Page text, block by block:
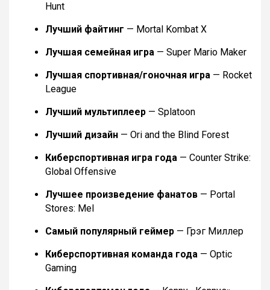
Hunt
Лучший файтинг — Mortal Kombat X
Лучшая семейная игра — Super Mario Maker
Лучшая спортивная/гоночная игра — Rocket
League
Лучший мультиплеер — Splatoon
Лучший дизайн — Ori and the Blind Forest
Киберспортивная игра года — Counter Strike:
Global Offensive
Лучшее произведение фанатов — Portal
Stores: Mel
Самый популярный геймер — Грэг Миллер
Киберспортивная команда года — Optic
Gaming